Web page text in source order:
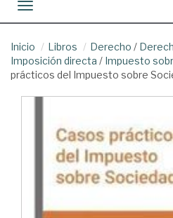
Toggle navigation
Inicio Libros Derecho /
Imposición directa / Impuesto
prácticos del Impuesto sobre